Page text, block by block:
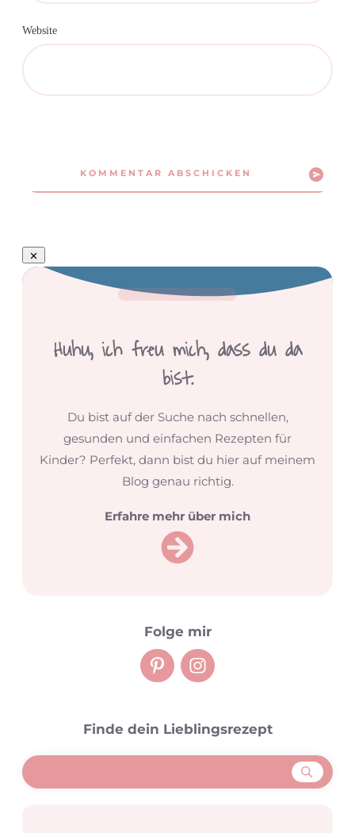
Website
KOMMENTAR ABSCHICKEN
Huhu,ich freu mich, dass du da
bist.
Du bist auf der Suche nach schnellen,
gesunden und einfachen Rezepten für
Kinder? Perfekt, dann bist du hier auf meinem
Blog genau richtig.
Erfahre mehr über mich
Folge mir
Finde dein Lieblingsrezept